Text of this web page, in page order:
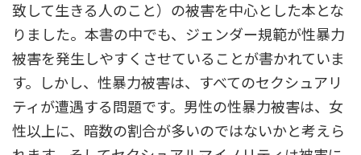
致して生きる人のこと）の被害を中心とした本とな
りました。本書の中でも、ジェンダー規範が性暴力
被害を発生しやすくさせていることが書かれていま
す。しかし、性暴力被害は、すべてのセクシュアリ
ティが遭遇する問題です。男性の性暴力被害は、女
性以上に、暗数の割合が多いのではないかと考えら